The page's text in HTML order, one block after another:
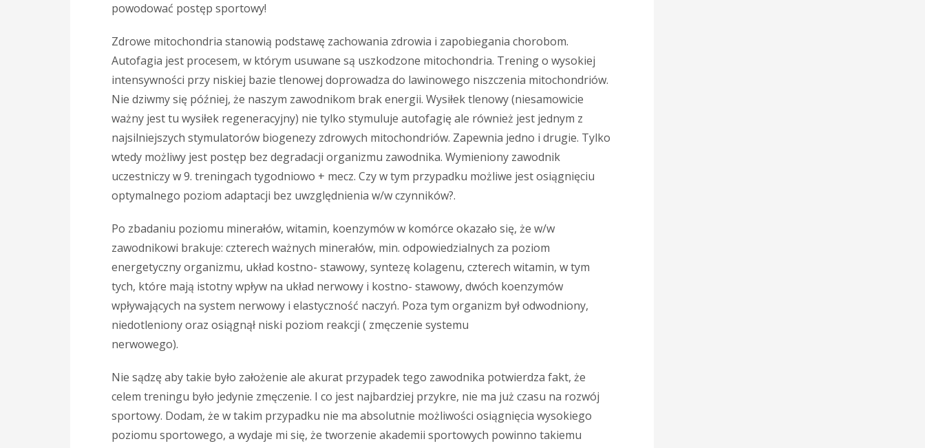
powodować postęp sportowy!
Zdrowe mitochondria stanowią podstawę zachowania zdrowia i zapobiegania chorobom.
Autofagia jest procesem, w którym usuwane są uszkodzone mitochondria. Trening o wysokiej
intensywności przy niskiej bazie tlenowej doprowadza do lawinowego niszczenia mitochondriów.
Nie dziwmy się później, że naszym zawodnikom brak energii. Wysiłek tlenowy (niesamowicie
ważny jest tu wysiłek regeneracyjny) nie tylko stymuluje autofagię ale również jest jednym z
najsilniejszych stymulatorów biogenezy zdrowych mitochondriów. Zapewnia jedno i drugie. Tylko
wtedy możliwy jest postęp bez degradacji organizmu zawodnika. Wymieniony zawodnik
uczestniczy w 9. treningach tygodniowo + mecz. Czy w tym przypadku możliwe jest osiągnięciu
optymalnego poziom adaptacji bez uwzględnienia w/w czynników?.
Po zbadaniu poziomu minerałów, witamin, koenzymów w komórce okazało się, że w/w
zawodnikowi brakuje: czterech ważnych minerałów, min. odpowiedzialnych za poziom
energetyczny organizmu, układ kostno- stawowy, syntezę kolagenu, czterech witamin, w tym
tych, które mają istotny wpływ na układ nerwowy i kostno- stawowy, dwóch koenzymów
wpływających na system nerwowy i elastyczność naczyń. Poza tym organizm był odwodniony,
niedotleniony oraz osiągnął niski poziom reakcji ( zmęczenie systemu
nerwowego).
Nie sądzę aby takie było założenie ale akurat przypadek tego zawodnika potwierdza fakt, że
celem treningu było jedynie zmęczenie. I co jest najbardziej przykre, nie ma już czasu na rozwój
sportowy. Dodam, że w takim przypadku nie ma absolutnie możliwości osiągnięcia wysokiego
poziomu sportowego, a wydaje mi się, że tworzenie akademii sportowych powinno takiemu